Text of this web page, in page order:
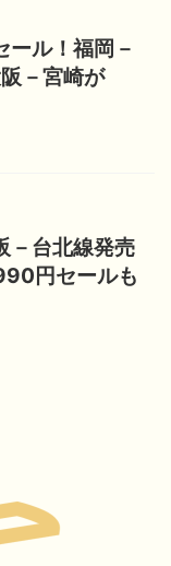
ール！福岡－
－宮崎が
－台北線発売
円セールも